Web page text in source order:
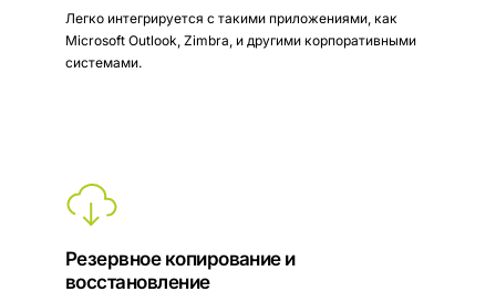
Легко интегрируется с такими приложениями, как
Microsoft Outlook, Zimbra, и другими корпоративными
системами.
Резервное копирование и
восстановление